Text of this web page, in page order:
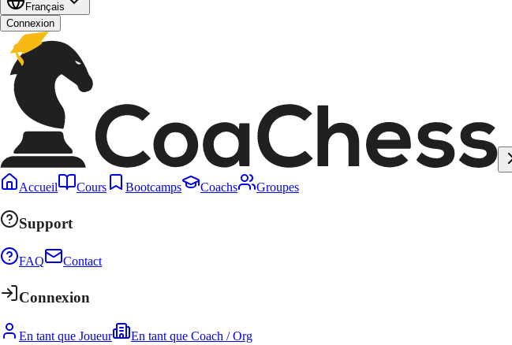
Français
Connexion
Accueil Cours Bootcamps Coachs Groupes
Support
FAQ Contact
Connexion
En tant que Joueur En tant que Coach / Org